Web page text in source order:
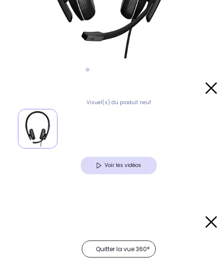
Visuel(s) du produit neuf
Voir les vidéos
Quitter la vue 360°